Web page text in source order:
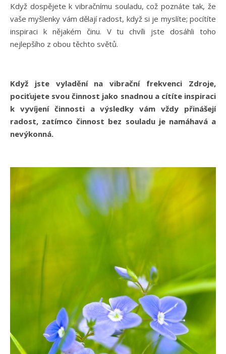
Když dospějete k vibračnímu souladu, což poznáte tak, že
vaše myšlenky vám dělají radost, když si je myslíte; pocítíte
inspiraci k nějakém činu. V tu chvíli jste dosáhli toho
nejlepšího z obou těchto světů.
Když jste vyladění na vibrační frekvenci Zdroje,
pociťujete svou činnost jako snadnou a cítíte inspiraci
k vyvíjení činnosti a výsledky vám vždy přinášejí
radost, zatímco činnost bez souladu je namáhavá a
nevýkonná.